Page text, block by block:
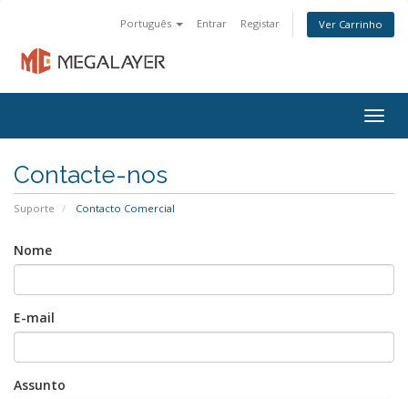
Português Entrar Registar Ver Carrinho
Contacte-nos
Suporte Contacto Comercial
Nome
E-mail
Assunto